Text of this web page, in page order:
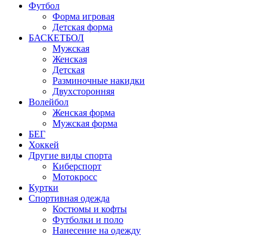
Футбол
Форма игровая
Детская форма
БАСКЕТБОЛ
Мужская
Женская
Детская
Разминочные накидки
Двухсторонняя
Волейбол
Женская форма
Мужская форма
БЕГ
Хоккей
Другие виды спорта
Киберспорт
Мотокросс
Куртки
Спортивная одежда
Костюмы и кофты
Футболки и поло
Нанесение на одежду